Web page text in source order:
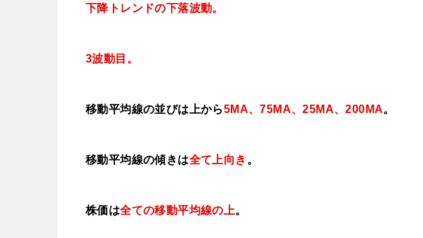
下降トレンドの下落波動。
3波動目。
移動平均線の並びは上から5MA、75MA、25MA、200MA。
移動平均線の傾きは全て上向き 。
株価は全ての移動平均線の上。